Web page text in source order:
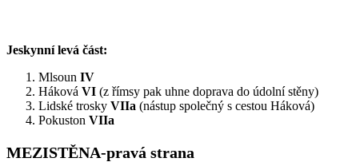
Jeskynní levá část:
Mlsoun IV
Háková VI (z římsy pak uhne doprava do údolní stěny)
Lidské trosky VIIa (nástup společný s cestou Háková)
Pokuston VIIa
MEZISTĚNA-pravá strana